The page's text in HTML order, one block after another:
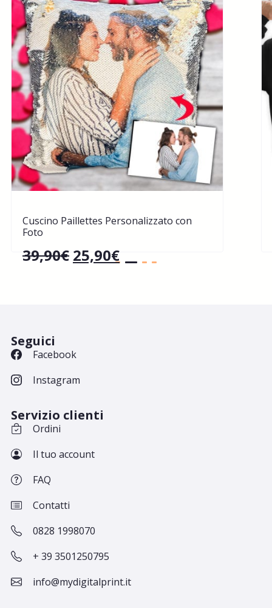
Cuscino Paillettes Personalizzato con
Foto
39,90€ 25,90€
Servizio clienti
Ordini
Il tuo account
FAQ
Contatti
0828 1998070
+ 39 3501250795
info@mydigitalprint.it
Seguici
Facebook
Instagram